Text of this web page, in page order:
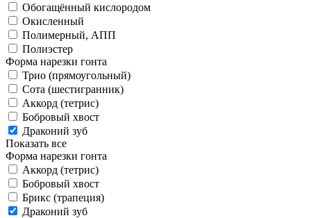
Обогащённый кислородом
Окисленный
Полимерный, АПП
Полиэстер
Форма нарезки гонта
Трио (прямоугольный)
Сота (шестигранник)
Аккорд (тетрис)
Бобровый хвост
Драконий зуб
Показать все
Форма нарезки гонта
Аккорд (тетрис)
Бобровый хвост
Брикс (трапеция)
Драконий зуб